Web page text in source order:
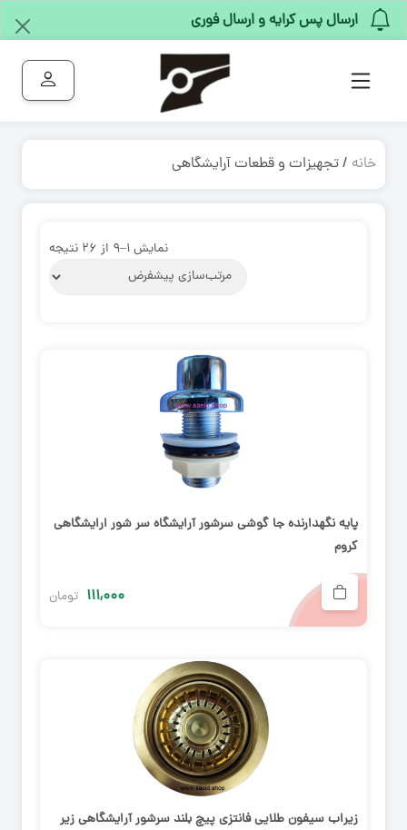
ارسال پس کرایه و ارسال فوری
خانه / تجهیزات و قطعات آرایشگاهی
نمایش ۱–۹ از ۲۶ نتیجه
پایه نگهدارنده جا گوشی سرشور آرایشگاه سر شور ارایشگاهی
کروم
۱۱۱,۰۰۰ تومان
زیراب سیفون طلایی فانتزی پیچ بلند سرشور آرایشگاهی زیر